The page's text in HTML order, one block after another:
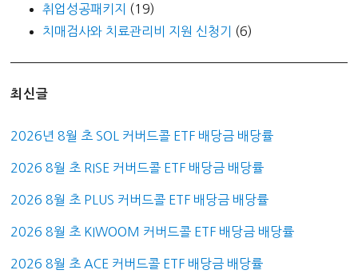
취업성공패키지
(19)
치매검사와 치료관리비 지원 신청기
(6)
최신글
2026년 8월 초 SOL 커버드콜 ETF 배당금 배당률
2026 8월 초 RISE 커버드콜 ETF 배당금 배당률
2026 8월 초 PLUS 커버드콜 ETF 배당금 배당률
2026 8월 초 KIWOOM 커버드콜 ETF 배당금 배당률
2026 8월 초 ACE 커버드콜 ETF 배당금 배당률